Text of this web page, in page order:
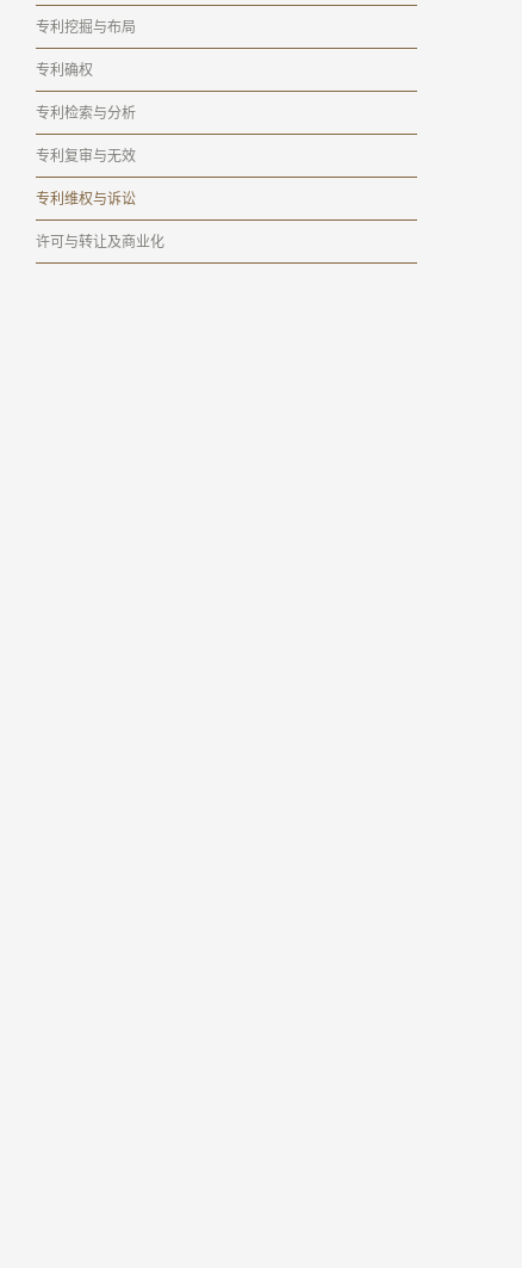
专利挖掘与布局
专利确权
专利检索与分析
专利复审与无效
专利维权与诉讼
许可与转让及商业化